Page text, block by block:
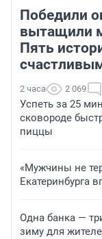
Победили
вытащили
Пять
2 часа 2 069
Успеть за 25
сковороде
пиццы
«Мужчины не
Екатеринбурга
Одна банка —
зиму для